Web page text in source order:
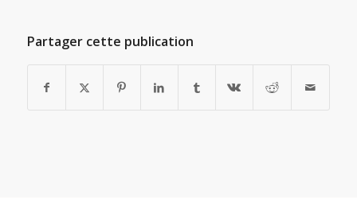
Partager cette publication